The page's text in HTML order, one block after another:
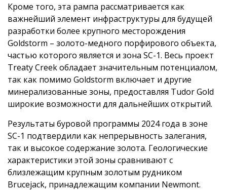
Кроме того, эта рампа рассматривается как
важнейший элемент инфраструктуры для будущей
разработки более крупного месторождения
Goldstorm – золото-медного порфирового объекта,
частью которого является и зона SC-1. Весь проект
Treaty Creek обладает значительным потенциалом,
так как помимо Goldstorm включает и другие
минерализованные зоны, предоставляя Tudor Gold
широкие возможности для дальнейших открытий.
Результаты буровой программы 2024 года в зоне
SC-1 подтвердили как непрерывность залегания,
так и высокое содержание золота. Геологические
характеристики этой зоны сравнивают с
близлежащим крупным золотым рудником
Brucejack, принадлежащим компании Newmont.